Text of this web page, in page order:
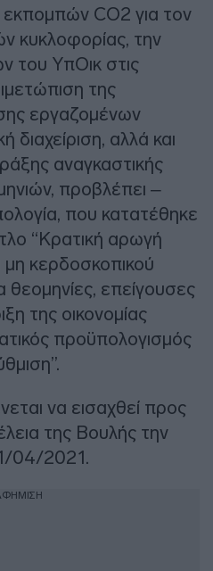
CO2 για τον
κυκλοφορίας, την
του ΥπΟικ στις
της
εργαζομένων
διαχείριση, αλλά και
αναγκαστικής
προβλέπει –
που κατατέθηκε
“Κρατική αρωγή
μη κερδοσκοπικού
θεομηνίες, επείγουσες
της οικονομίας
προϋπολογισμός
να εισαχθεί προς
της Βουλής την
04/2021.